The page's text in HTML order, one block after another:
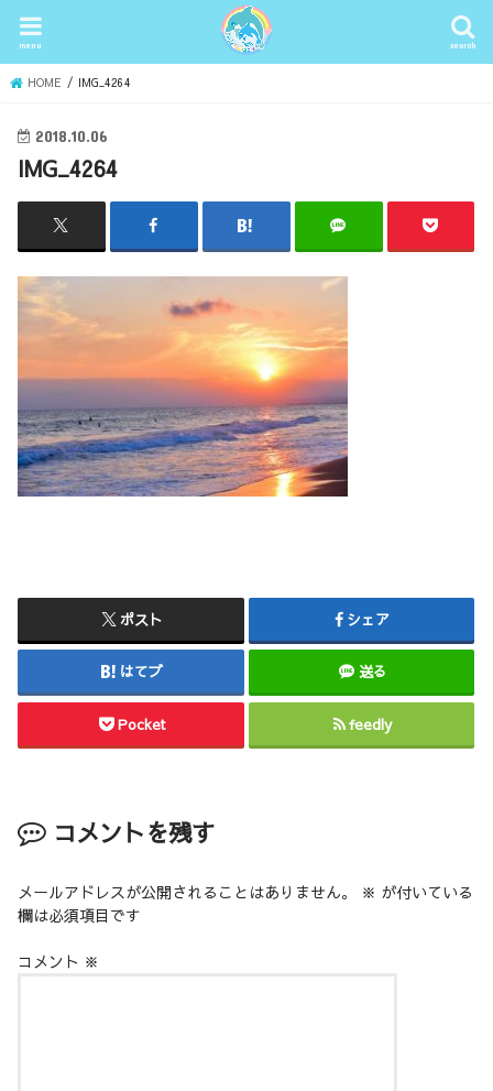
search
menu
HOME IMG_4264
2018.10.06
IMG_4264
ポスト シェア
はてブ 送る
Pocket feedly
コメントを残す
メールアドレスが公開されることはありません。 ※ が付いている
欄は必須項目です
コメント ※